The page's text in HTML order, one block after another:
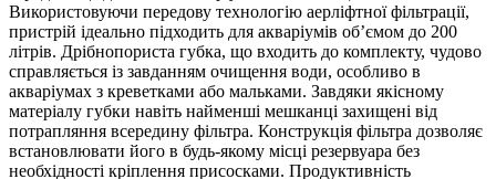
Використовуючи передову технологію аерліфтної фільтрації,
пристрій ідеально підходить для акваріумів об’ємом до 200
літрів. Дрібнопориста губка, що входить до комплекту, чудово
справляється із завданням очищення води, особливо в
акваріумах з креветками або мальками. Завдяки якісному
матеріалу губки навіть найменші мешканці захищені від
потрапляння всередину фільтра. Конструкція фільтра дозволяє
встановлювати його в будь-якому місці резервуара без
необхідності кріплення присосками. Продуктивність